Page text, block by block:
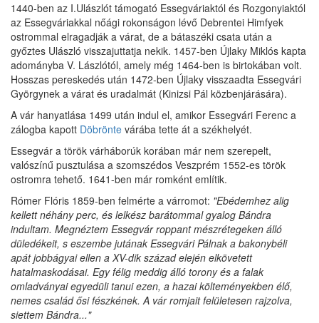
1440-ben az I.Ulászlót támogató Essegváriaktól és Rozgonyiaktól
az Essegváriakkal nőági rokonságon lévő Debrentei Himfyek
ostrommal elragadják a várat, de a bátaszéki csata után a
győztes Ulászló visszajuttatja nekik. 1457-ben Újlaky Miklós kapta
adományba V. Lászlótól, amely még 1464-ben is birtokában volt.
Hosszas pereskedés után 1472-ben Újlaky visszaadta Essegvári
Györgynek a várat és uradalmát (Kinizsi Pál közbenjárására).
A vár hanyatlása 1499 után indul el, amikor Essegvári Ferenc a
zálogba kapott Döbrönte várába tette át a székhelyét.
Essegvár a török várháborúk korában már nem szerepelt,
valószínű pusztulása a szomszédos Veszprém 1552-es török
ostromra tehető. 1641-ben már romként említik.
Rómer Flóris 1859-ben felmérte a várromot: "Ebédemhez alig
kellett néhány perc, és lelkész barátommal gyalog Bándra
indultam. Megnéztem Essegvár roppant mészrétegeken álló
düledékeit, s eszembe jutának Essegvári Pálnak a bakonybéli
apát jobbágyai ellen a XV-dik század elején elkövetett
hatalmaskodásai. Egy félig meddig álló torony és a falak
omladványai egyedüli tanui ezen, a hazai költeményekben élő,
nemes család ősi fészkének. A vár romjait felületesen rajzolva,
siettem Bándra..."